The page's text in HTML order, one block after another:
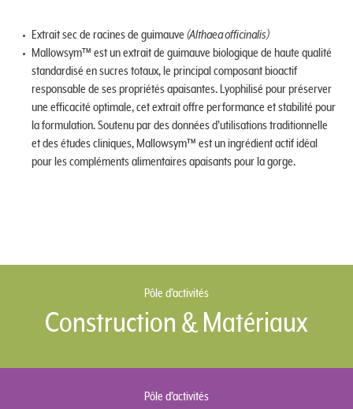
Extrait sec de racines de guimauve (Althaea officinalis)
Mallowsym™ est un extrait de guimauve biologique de haute qualité
standardisé en sucres totaux, le principal composant bioactif
responsable de ses propriétés apaisantes. Lyophilisé pour préserver
une efficacité optimale, cet extrait offre performance et stabilité pour
la formulation. Soutenu par des données d’utilisations traditionnelle
et des études cliniques, Mallowsym™ est un ingrédient actif idéal
pour les compléments alimentaires apaisants pour la gorge.
Pôle d’activités
Construction & Matériaux
Pôle d’activités